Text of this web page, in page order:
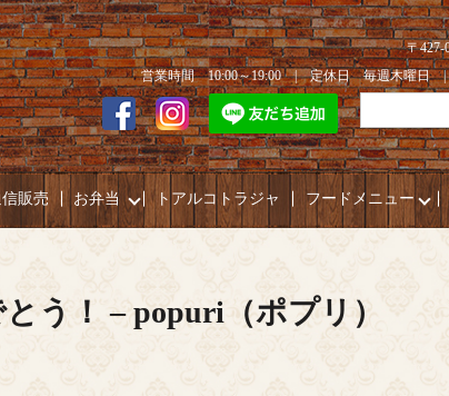
〒427-
営業時間 10:00～19:00 | 定休日 毎週木曜日
販売 お弁当 トアルコトラジャ フードメニュー
う！ – popuri（ポプリ）